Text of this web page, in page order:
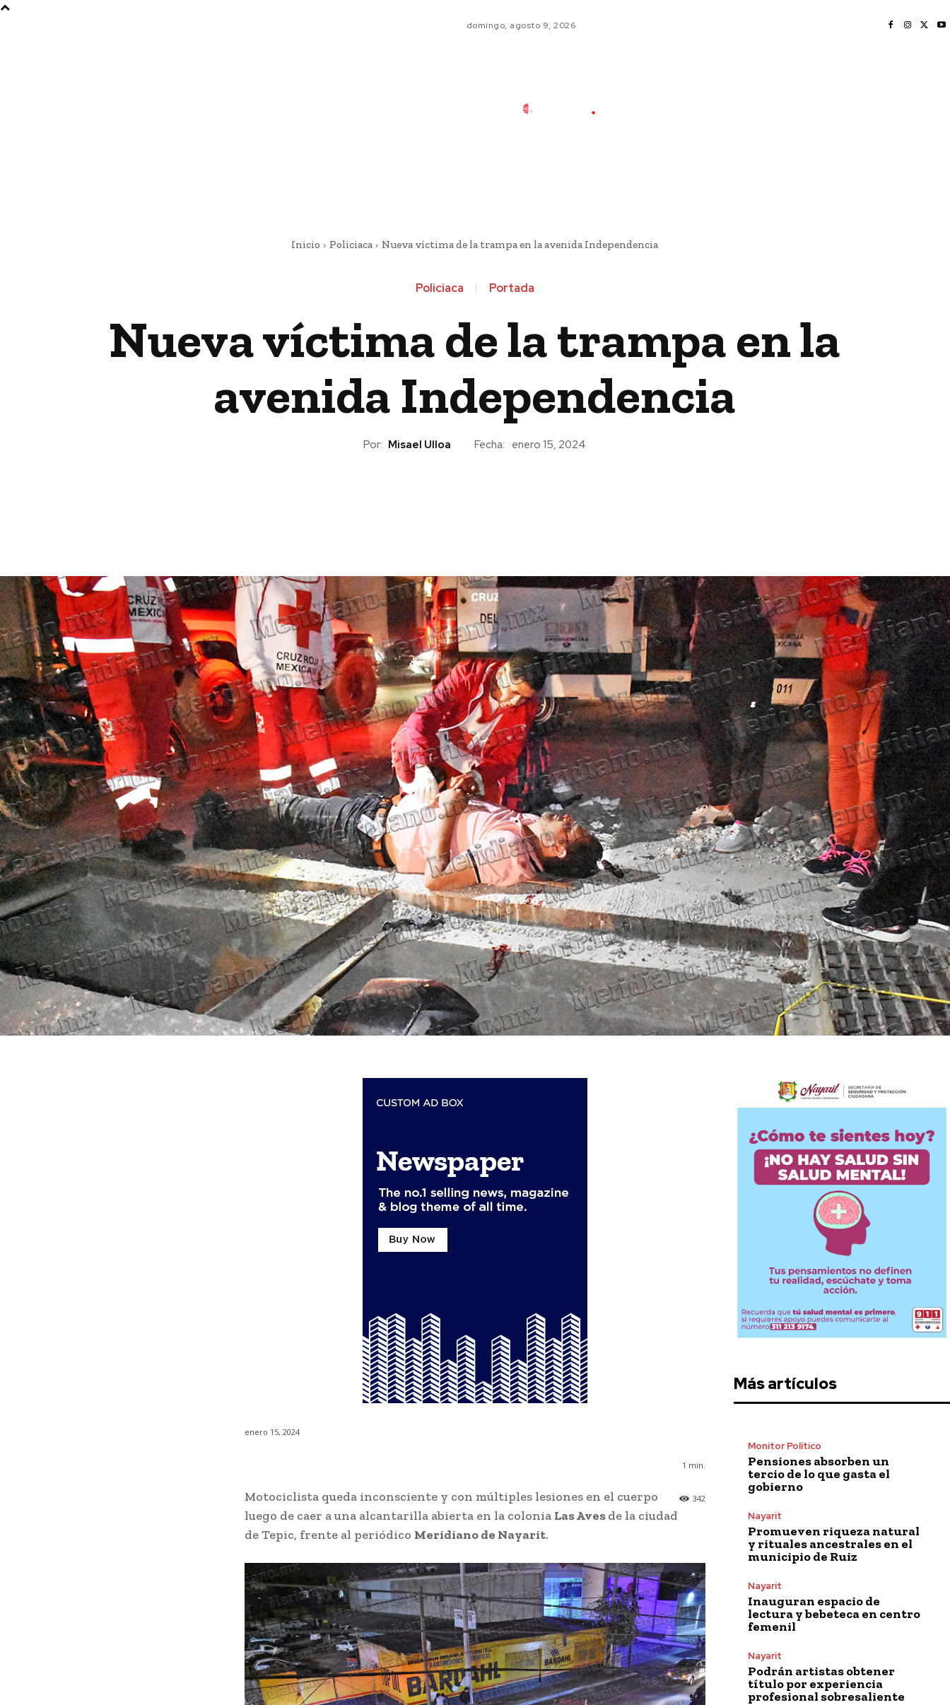
domingo, agosto 9, 2026
Inicio Policiaca Nueva víctima de la trampa en la avenida Independencia
Policiaca Portada
Nueva víctima de la trampa en la
avenida Independencia
Por: Misael Ulloa Fecha: enero 15, 2024
enero 15, 2024
1 min.
342
Motociclista queda inconsciente y con múltiples lesiones en el cuerpo
luego de caer a una alcantarilla abierta en la colonia Las Avesde la ciudad
de Tepic, frente al periódico Meridiano de Nayarit.
Más artículos
Monitor Político
Pensiones absorben un
tercio de lo que gasta el
gobierno
Nayarit
Promueven riqueza natural
y rituales ancestrales en el
municipio de Ruiz
Nayarit
Inauguran espacio de
lectura y bebeteca en centro
femenil
Nayarit
Podrán artistas obtener
título por experiencia
profesional sobresaliente